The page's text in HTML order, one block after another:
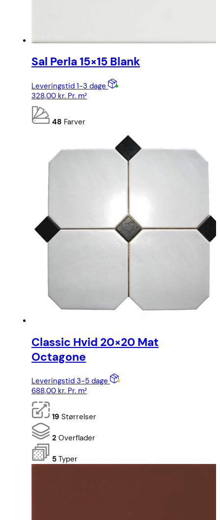
Sal Perla 15×15 Blank
Leveringstid 1-3 dage
328,00 kr. Pr. m²
48 Farver
Classic Hvid 20×20 Mat
Octagone
Leveringstid 3-5 dage
688,00 kr. Pr. m²
19 Størrelser
2 Overflader
5 Typer